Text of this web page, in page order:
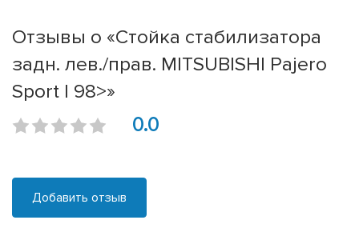
Отзывы о «Стойка стабилизатора
задн. лев./прав. MITSUBISHI Pajero
Sport I 98>»
0.0
Добавить отзыв